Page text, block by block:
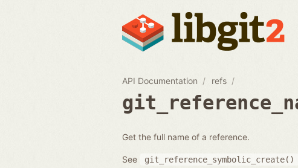
API Documentation refs
Get the full name of a reference.
See git_reference_symbolic_create()